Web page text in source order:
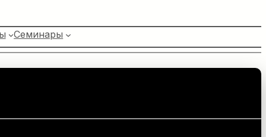
Семинары